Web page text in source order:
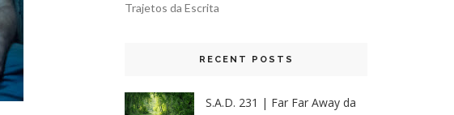
Trajetos da Escrita
RECENT POSTS
S.A.D. 231 | Far Far Away da